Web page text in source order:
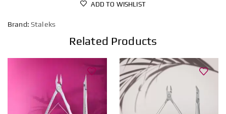
ADD TO WISHLIST
Brand: Staleks
Related Products